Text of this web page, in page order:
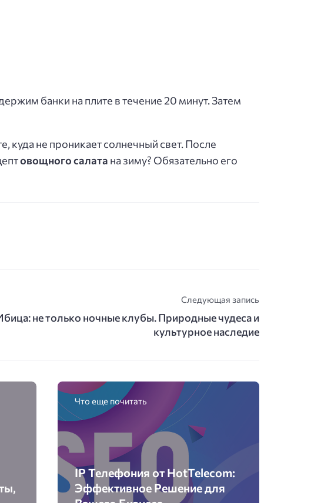
банки на плите в течение 20 минут. Затем
куда не проникает солнечный свет. После
овощного салата на зиму? Обязательно его
Следующая запись
не только ночные клубы. Природные чудеса и
культурное наследие
Что еще почитать
IP Телефония от HotTelecom:
Эффективное Решение для